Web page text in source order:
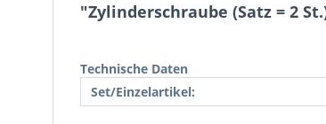
"Zylinderschraube (Satz = 2
Technische Daten
Set/Einzelartikel: